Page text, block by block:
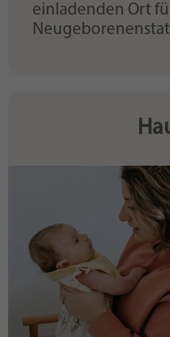
einladenden Ort